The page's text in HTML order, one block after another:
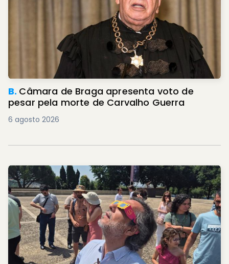
B. Câmara de Braga apresenta voto de
pesar pela morte de Carvalho Guerra
6 agosto 2026